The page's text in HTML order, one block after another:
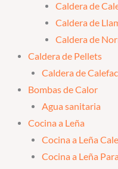
Caldera de
Caldera de
Caldera de
Caldera de Pellets
Caldera de
Bombas de Calor
Agua sanitaria
Cocina a Leña
Cocina a Leña
Cocina a Leña